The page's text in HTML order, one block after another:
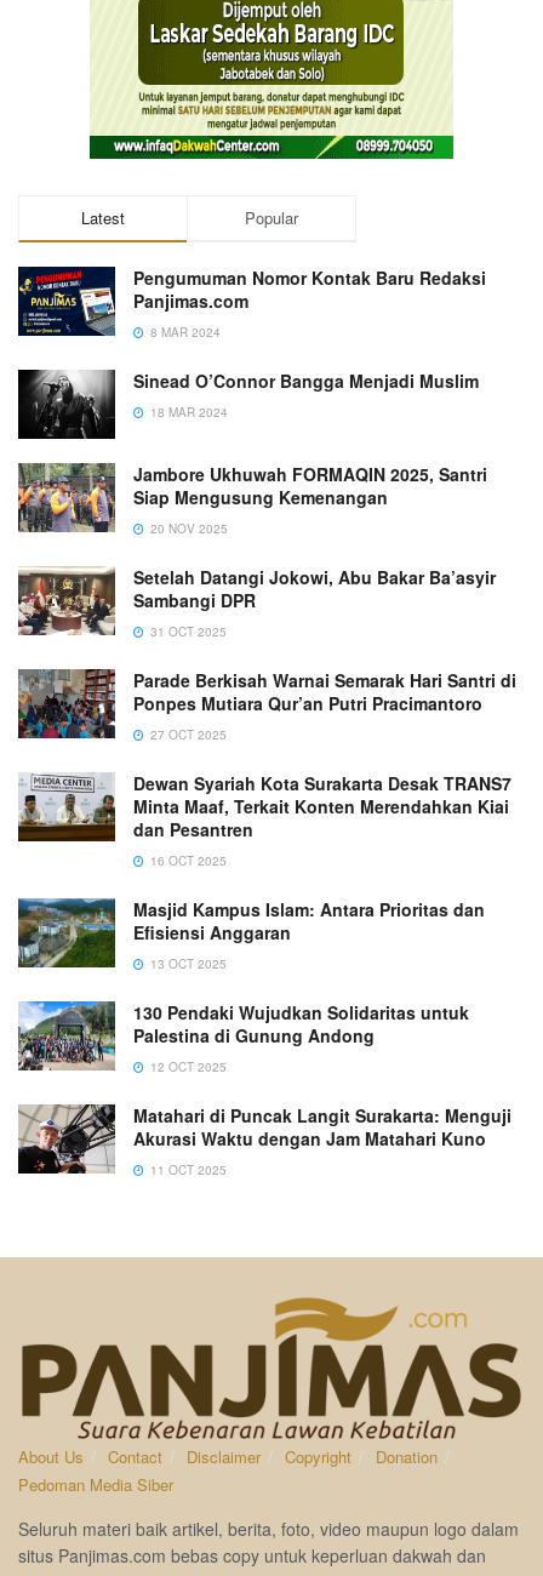
Latest Popular
Pengumuman Nomor Kontak Baru Redaksi
Panjimas.com
8 MAR 2024
Sinead O’Connor Bangga Menjadi Muslim
18 MAR 2024
Jambore Ukhuwah FORMAQIN 2025, Santri
Siap Mengusung Kemenangan
20 NOV 2025
Setelah Datangi Jokowi, Abu Bakar Ba’asyir
Sambangi DPR
31 OCT 2025
Parade Berkisah Warnai Semarak Hari Santri di
Ponpes Mutiara Qur’an Putri Pracimantoro
27 OCT 2025
Dewan Syariah Kota Surakarta Desak TRANS7
Minta Maaf, Terkait Konten Merendahkan Kiai
dan Pesantren
16 OCT 2025
Masjid Kampus Islam: Antara Prioritas dan
Efisiensi Anggaran
13 OCT 2025
130 Pendaki Wujudkan Solidaritas untuk
Palestina di Gunung Andong
12 OCT 2025
Matahari di Puncak Langit Surakarta: Menguji
Akurasi Waktu dengan Jam Matahari Kuno
11 OCT 2025
About Us Contact Disclaimer Copyright
Donation
Pedoman Media Siber
Seluruh materi baik artikel, berita, foto, video maupun logo dalam
situs Panjimas.com bebas copy untuk keperluan dakwah dan